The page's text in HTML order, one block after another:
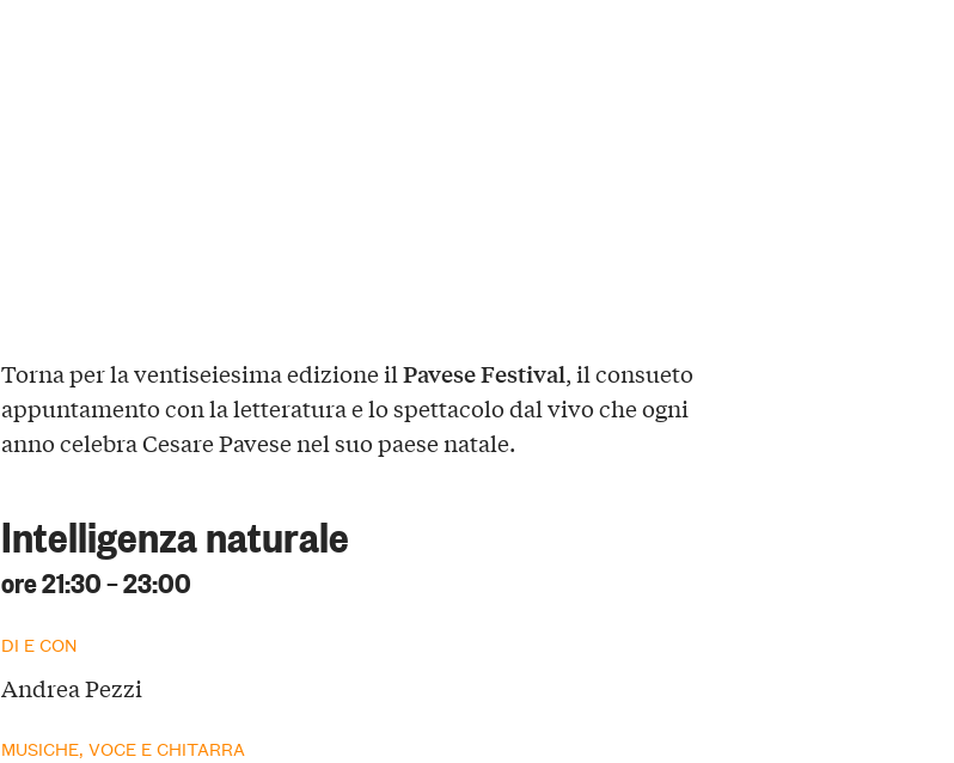
Torna per la ventiseiesima edizione ilPavese Festival, il consueto
appuntamento con la letteratura e lo spettacolo dal vivo che ogni
anno celebra Cesare Pavese nel suo paese natale.
Intelligenza naturale
ore 21:30 – 23:00
DI E CON
Andrea Pezzi
MUSICHE, VOCE E CHITARRA